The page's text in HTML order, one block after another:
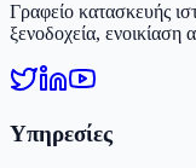
Γραφείο κατασκευής
ξενοδοχεία, ενοικίαση
Υπηρεσίες